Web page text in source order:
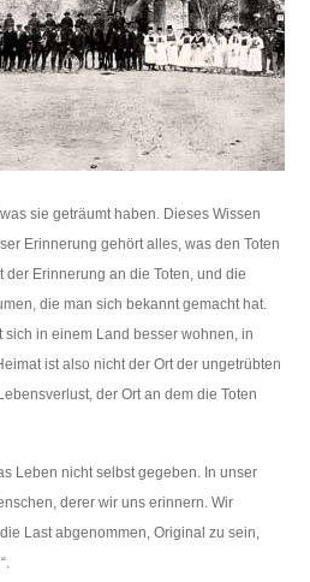
sie geträumt haben. Dieses Wissen
Erinnerung gehört alles, was den Toten
Erinnerung an die Toten, und die
die man sich bekannt gemacht hat.
in einem Land besser wohnen, in
ist also nicht der Ort der ungetrübten
der Ort an dem die Toten
Leben nicht selbst gegeben. In unser
derer wir uns erinnern. Wir
Last abgenommen, Original zu sein,